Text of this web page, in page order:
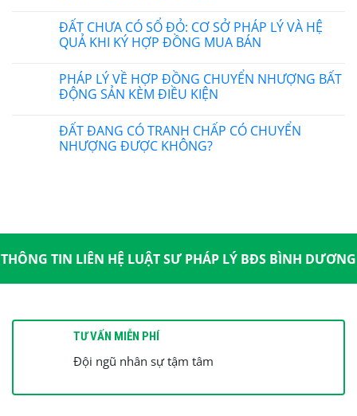
ĐẤT CHƯA CÓ SỔ ĐỎ: CƠ SỞ PHÁP LÝ VÀ HỆ
QUẢ KHI KÝ HỢP ĐỒNG MUA BÁN
PHÁP LÝ VỀ HỢP ĐỒNG CHUYỂN NHƯỢNG BẤT
ĐỘNG SẢN KÈM ĐIỀU KIỆN
ĐẤT ĐANG CÓ TRANH CHẤP CÓ CHUYỂN
NHƯỢNG ĐƯỢC KHÔNG?
THÔNG TIN LIÊN HỆ LUẬT SƯ PHÁP LÝ BĐS BÌNH DƯƠNG
TƯ VẤN MIỄN PHÍ
Đội ngũ nhân sự tậm tâm